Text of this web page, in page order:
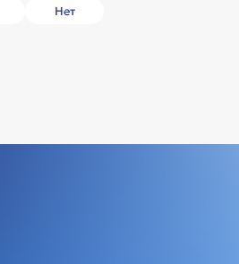
Нет